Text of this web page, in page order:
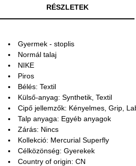
RÉSZLETEK
Gyermek - stoplis
Normál talaj
NIKE
Piros
Bélés: Textil
Külső-anyag: Synthetik, Textil
Cipő jellemzők: Kényelmes, Grip,
Talp anyaga: Egyéb anyagok
Zárás: Nincs
Kollekció: Mercurial Superfly
Célközönség: Gyerekek
Country of origin: CN